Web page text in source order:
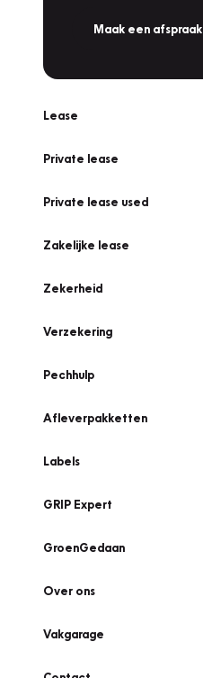
Maak een afspraak
Lease
Private lease
Private lease used
Zakelijke lease
Zekerheid
Verzekering
Pechhulp
Afleverpakketten
Labels
GRIP Expert
GroenGedaan
Over ons
Vakgarage